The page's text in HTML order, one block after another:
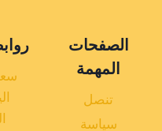
الصفحات
المهمة
تنصل
سياسة